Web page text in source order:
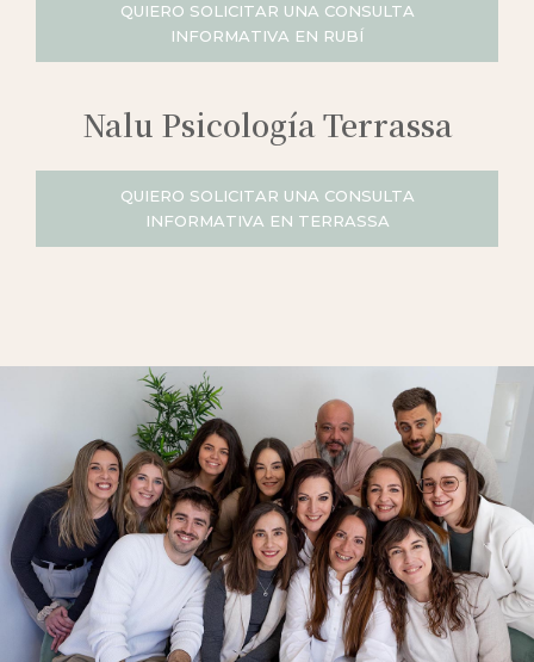
QUIERO SOLICITAR UNA CONSULTA
INFORMATIVA EN RUBÍ
Nalu Psicología Terrassa
QUIERO SOLICITAR UNA CONSULTA
INFORMATIVA EN TERRASSA